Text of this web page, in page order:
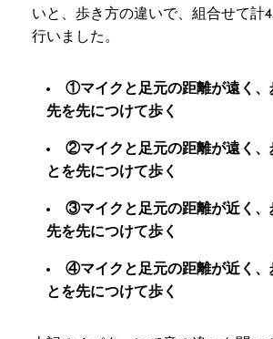
いと、歩き方の違いで、組合せて計
行いました。
①マイクと足元の距離が遠く、
先を先につけて歩く
②マイクと足元の距離が遠く、
とを先につけて歩く
③マイクと足元の距離が近く、
先を先につけて歩く
④マイクと足元の距離が近く、
とを先につけて歩く